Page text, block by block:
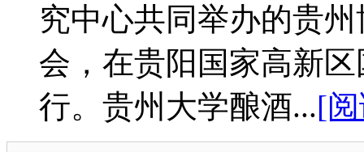
究中心共同举办的贵
会，在贵阳国家高新
行。贵州大学酿酒...[